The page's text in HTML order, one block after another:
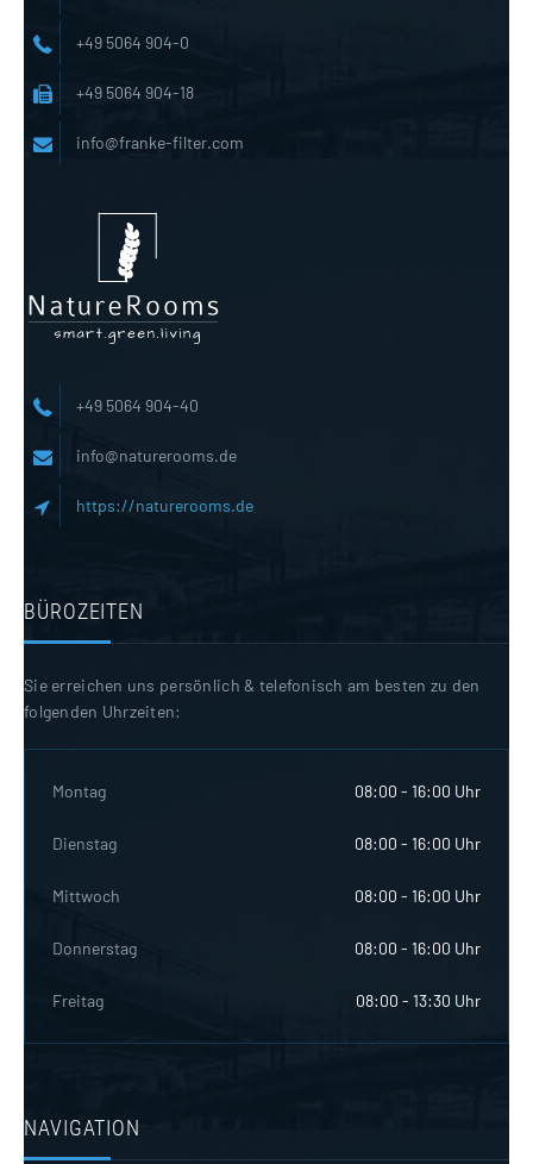
+49 5064 904-0
+49 5064 904-18
info@franke-filter.com
+49 5064 904-40
info@naturerooms.de
https://naturerooms.de
BÜROZEITEN
Sie erreichen uns persönlich & telefonisch am besten zu den
folgenden Uhrzeiten:
Montag 08:00 - 16:00 Uhr
Dienstag 08:00 - 16:00 Uhr
Mittwoch 08:00 - 16:00 Uhr
Donnerstag 08:00 - 16:00 Uhr
Freitag 08:00 - 13:30 Uhr
NAVIGATION